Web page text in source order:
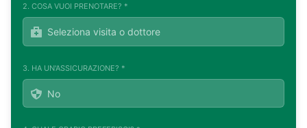
2. COSA VUOI PRENOTARE? *
3. HA UN'ASSICURAZIONE? *